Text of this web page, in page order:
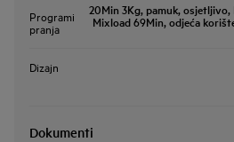
Programi
pranja
20Min 3Kg, pamuk,
Mixload 69Min, odjeća
Dizajn
Dokumenti